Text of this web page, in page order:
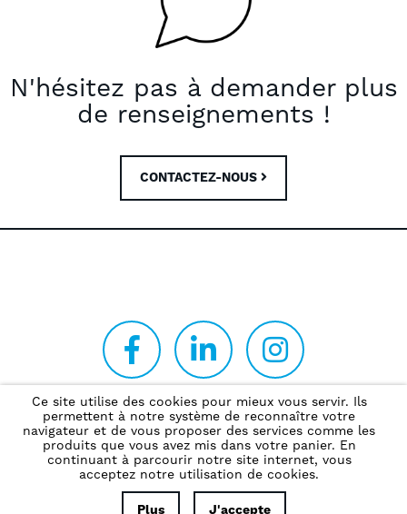
Ce site utilise des cookies pour mieux vous servir. Ils
permettent à notre système de reconnaître votre
navigateur et de vous proposer des services comme les
produits que vous avez mis dans votre panier. En
continuant à parcourir notre site internet, vous
acceptez notre utilisation de cookies.
Plus J'accepte
N'hésitez pas à demander plus
de renseignements !
CONTACTEZ-NOUS
Politique de confidentialité
©2021 - SEMAT.CRÉATION DE SITE INTERNET |
PRODUWEB